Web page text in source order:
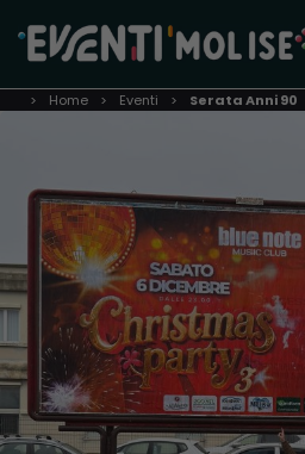
Home Eventi Serata Anni 90